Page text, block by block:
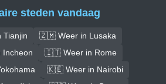
steden vandaag
🇿🇲 Weer in Lusaka
🇮🇹 Weer in Rome
🇰🇪 Weer in Nairobi